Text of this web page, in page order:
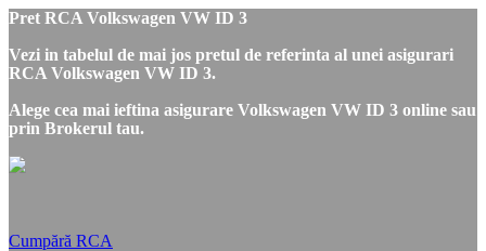
Pret RCA Volkswagen VW ID 3
Vezi in tabelul de mai jos pretul de referinta al unei asigurari
RCA Volkswagen VW ID 3.
Alege cea mai ieftina asigurare Volkswagen VW ID 3 online sau
prin Brokerul tau.
Cumpără RCA